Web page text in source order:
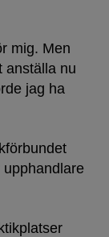
mig. Men
anställa nu
jag ha